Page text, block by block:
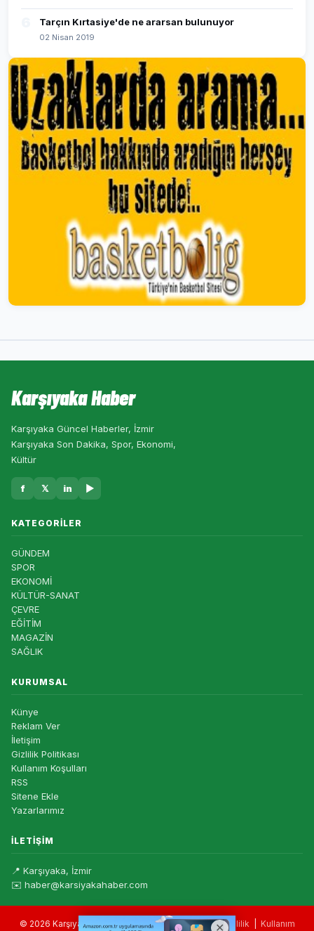
Tarçın Kırtasiye'de ne ararsan bulunuyor
02 Nisan 2019
Karşıyaka Haber
Karşıyaka Güncel Haberler, İzmir
Karşıyaka Son Dakika, Spor, Ekonomi,
Kültür
f 𝕏 in ▶
KATEGORILER
GÜNDEM
SPOR
EKONOMİ
KÜLTÜR-SANAT
ÇEVRE
EĞİTİM
MAGAZİN
SAĞLIK
KURUMSAL
Künye
Reklam Ver
İletişim
Gizlilik Politikası
Kullanım Koşulları
RSS
Sitene Ekle
Yazarlarımız
İLETIŞIM
📍 Karşıyaka, İzmir
✉️ haber@karsiyakahaber.com
© 2026 Karşıyaka Haber — Tüm hakları saklıdır. |Gizlilik Kullanım